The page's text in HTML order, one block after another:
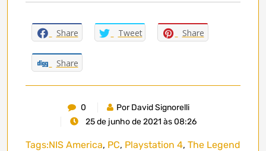
Share Tweet Share
Share
0
Por David Signorelli
25 de junho de 2021 às 08:26
Tags:NIS America, PC, Playstation 4, The Legend